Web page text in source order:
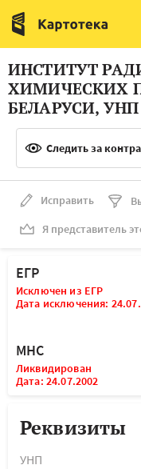
Италия
Люксембург
Латвия
Нидерланды
Словения
Франция
ИНСТИТУТ
ХИМИЧЕСКИХ
БЕЛАРУСИ, УНП
Следить за
Исправить
Я представитель
ЕГР
Исключен из ЕГР
Дата исключения:
МНС
Ликвидирован
Дата: 24.07.2002
Реквизиты
УНП